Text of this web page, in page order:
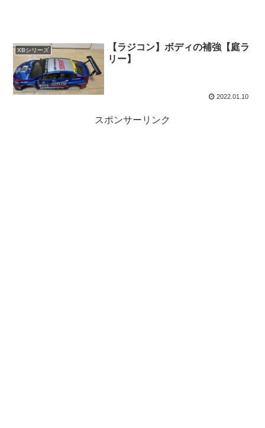
XBシリーズ
【ラジコン】ボディの補強【庭ラ
リー】
2022.01.10
スポンサーリンク